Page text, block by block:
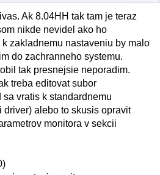
Ak 8.04HH tak tam je teraz
nikde nevidel ako ho
zakladnemu nastaveniu by malo
do zachranneho systemu.
tak presnejsie neporadim.
treba editovat subor
vratis k standardnemu
alebo to skusis opravit
monitora v sekcii